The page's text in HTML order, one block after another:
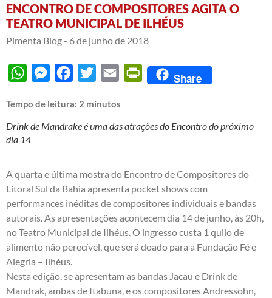
ENCONTRO DE COMPOSITORES AGITA O
TEATRO MUNICIPAL DE ILHÉUS
Pimenta Blog - 6 de junho de 2018
WhatsAppMessengerFacebook
Twitter Email PrintFriendly
Share
Tempo de leitura: 2 minutos
Drink de Mandrake é uma das atrações do Encontro do próximo
dia 14
A quarta e última mostra do Encontro de Compositores do
Litoral Sul da Bahia apresenta pocket shows com
performances inéditas de compositores individuais e bandas
autorais. As apresentações acontecem dia 14 de junho, às 20h,
no Teatro Municipal de Ilhéus. O ingresso custa 1 quilo de
alimento não perecível, que será doado para a Fundação Fé e
Alegria – Ilhéus.
Nesta edição, se apresentam as bandas Jacau e Drink de
Mandrak, ambas de Itabuna, e os compositores Andressohn,